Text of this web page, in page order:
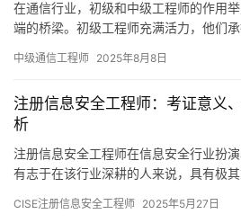
在通信行业，初级和中级工程师的作用
端的桥梁。初级工程师充满活力，他们
中级通信工程师 2025年8月8日
注册信息安全工程师：考证意义
析
注册信息安全工程师在信息安全行业扮
有志于在该行业深耕的人来说，具有极
CISE注册信息安全工程师 2025年5月27日